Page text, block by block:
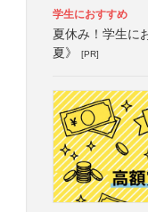
学生におすすめ
夏休み！学生に
夏》
[PR]